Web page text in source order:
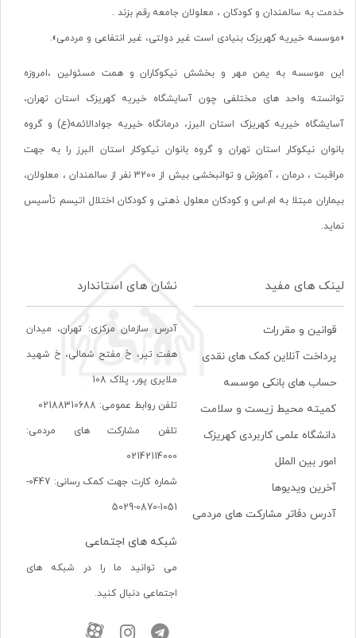
خدمت به سالمندان و کودکان ، معلولان جامعه رقم بزند .
«موسسه خیریه کهریزک بنیادی است غیر دولتی، غیر انتفاعی و مردمی».
این موسسه به یمن مهر و بخشش نیکوکاران و همت مسئولین ،امروزه
توانسته واحد های مختلفی چون آسایشگاه خیریه کهریزک استان تهران،
آسایشگاه خیریه کهریزک استان البرز، درمانگاه خیریه جوادالائمه(ع) و گروه
بانوان نیکوکار استان تهران و گروه بانوان نیکوکار استان البرز را به جهت
مراقبت ، درمان ، آموزش و توانبخشی بیش از 3200 نفر از سالمندان ، معلولان،
بیماران مبتلا به ام.اس و کودکان معلول ذهنی و کودکان اختلال اتیسم تأسیس
نماید.
لینک های مفید
قوانین و مقررات
پرداخت آنلاین کمک های نقدی
حساب های بانکی موسسه
کمیته محیط زیست و سلامت
دانشگاه علمی کاربردی کهریزک
امور بین الملل
آخرین ویدیوها
آدرس دفاتر مشارکت های مردمی
نشان های استاندارد
آدرس سازمان مرکزی: تهران، ميدان
هفت تير، خ مفتح شمالی، خ شهيد
ملايری پور، پلاک 108
تلفن روابط عمومی: 02188310688
تلفن مشارکت های مردمی:
02142114000
شماره کارت جهت کمک رسانی: 0447-
1051-0870-5029
شبکه های اجتماعی
می توانید ما را در شبکه های
اجتماعی دنبال کنید.